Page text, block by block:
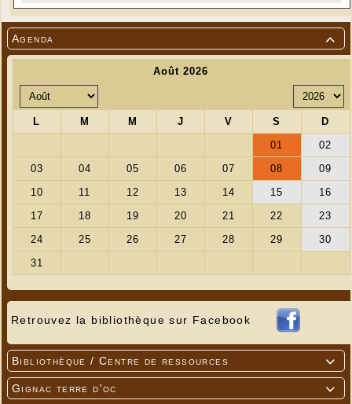

Agenda
Retrouvez la bibliothèque sur Facebook

Bibliothèque / Centre de ressources

Gignac terre d'oc